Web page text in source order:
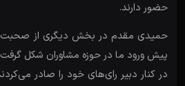
حضور دارند.
حمیدی مقدم در بخش دیگری از
پیش ورود ما در حوزه مشاوران شکل
در کنار دبیر رای‌های خود را صادر